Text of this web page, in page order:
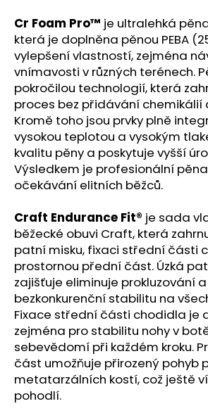
Cr Foam Pro™ je ultralehká
která je doplněna pěnou PEBA
vylepšení vlastností, zejména
vnímavosti v různých terénech.
pokročilou technologií, která
proces bez přidávání chemikálií
Kromě toho jsou prvky plně
vysokou teplotou a vysokým
kvalitu pěny a poskytuje vyšší
Výsledkem je profesionální
očekávání elitních běžců.
Craft Endurance Fit® je sada
běžecké obuvi Craft, která
patní misku, fixaci střední části
prostornou přední část. Úzká
zajišťuje eliminuje prokluzování
bezkonkurenční stabilitu na
Fixace střední části chodidla je
zejména pro stabilitu nohy v
sebevědomí při každém kroku.
část umožňuje přirozený pohyb
metatarzálních kostí, což ještě
pohodlí.